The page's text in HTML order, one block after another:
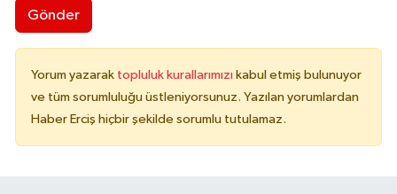
Gönder
Yorum yazarak topluluk kurallarımızı kabul etmiş bulunuyor
ve tüm sorumluluğu üstleniyorsunuz. Yazılan yorumlardan
Haber Erciş hiçbir şekilde sorumlu tutulamaz.